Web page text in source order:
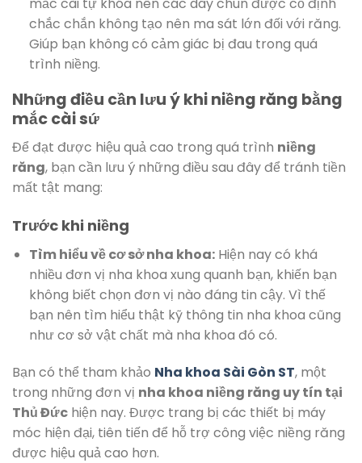
chắc chắn không tạo nên ma sát lớn đối với răng.
Giúp bạn không có cảm giác bị đau trong quá
trình niềng.
Những điều cần lưu ý khi niềng răng bằng
mắc cài sứ
Để đạt được hiệu quả cao trong quá trình niềng
răng, bạn cần lưu ý những điều sau đây để tránh tiền
mất tật mang:
Trước khi niềng
Tìm hiểu về cơ sở nha khoa:Hiện nay có khá
nhiều đơn vị nha khoa xung quanh bạn, khiến bạn
không biết chọn đơn vị nào đáng tin cậy. Vì thế
bạn nên tìm hiểu thật kỹ thông tin nha khoa cũng
như cơ sở vật chất mà nha khoa đó có.
Bạn có thể tham khảo Nha khoa Sài Gòn ST, một
trong những đơn vị nha khoa niềng răng uy tín tại
Thủ Đức hiện nay. Được trang bị các thiết bị máy
móc hiện đại, tiên tiến để hỗ trợ công việc niềng răng
được hiệu quả cao hơn.